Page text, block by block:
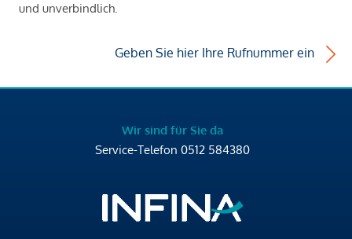
und unverbindlich.
Geben Sie hier Ihre Rufnummer ein
Wir sind für Sie da
Service-Telefon 0512 584380